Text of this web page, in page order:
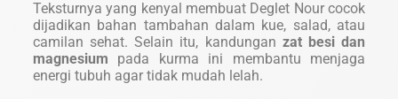
Teksturnya yang kenyal membuat Deglet Nour cocok
dijadikan bahan tambahan dalam kue, salad, atau
camilan sehat. Selain itu, kandungan zat besi dan
magnesium pada kurma ini membantu menjaga
energi tubuh agar tidak mudah lelah.